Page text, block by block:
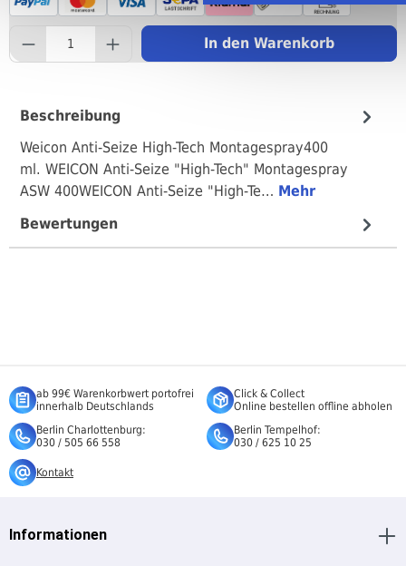
In den Warenkorb
Beschreibung
Weicon Anti-Seize High-Tech Montagespray400
ml. WEICON Anti-Seize "High-Tech" Montagespray
ASW 400WEICON Anti-Seize "High-Te… Mehr
Bewertungen
ab 99€ Warenkorbwert portofrei
innerhalb Deutschlands
Click & Collect
Online bestellen offline abholen
Berlin Charlottenburg:
030 / 505 66 558
Berlin Tempelhof:
030 / 625 10 25
Kontakt
Informationen